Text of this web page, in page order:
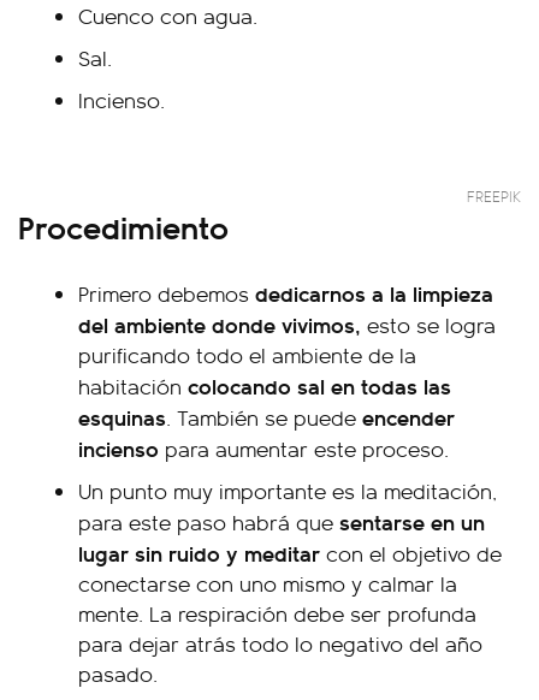
Cuenco con agua.
Sal.
Incienso.
FREEPIK
Procedimiento
Primero debemos dedicarnos a la limpieza
del ambiente donde vivimos, esto se logra
purificando todo el ambiente de la
habitación colocando sal en todas las
esquinas. También se puede encender
incienso para aumentar este proceso.
Un punto muy importante es la meditación,
para este paso habrá que sentarse en un
lugar sin ruido y meditar con el objetivo de
conectarse con uno mismo y calmar la
mente. La respiración debe ser profunda
para dejar atrás todo lo negativo del año
pasado.